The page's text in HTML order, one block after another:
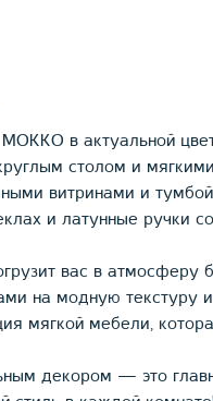
в актуальной
столом и
витринами и
и латунные ручки
вас в атмосферу
на модную текстуру
мягкой мебели,
декором — это